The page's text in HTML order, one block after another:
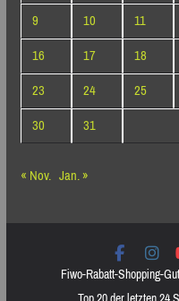
9
10 11
16
17 18
23
24 25
30
31
« Nov. Jan. »
Fiwo-Rabatt-Shopping-